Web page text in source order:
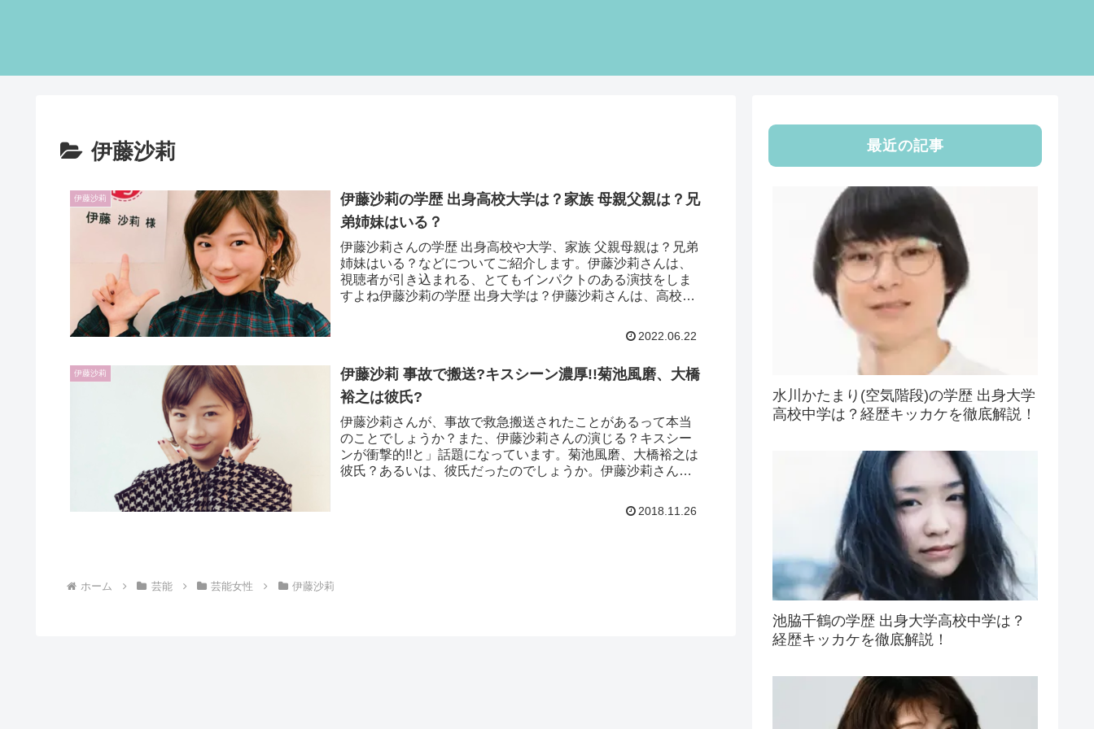
伊藤沙莉
伊藤沙莉
伊藤沙莉の学歴 出身高校大学は？家族 母親父親は？兄
弟姉妹はいる？
伊藤沙莉さんの学歴 出身高校や大学、家族 父親母親は？兄弟
姉妹はいる？などについてご紹介します。伊藤沙莉さんは、
視聴者が引き込まれる、とてもインパクトのある演技をしま
すよね伊藤沙莉の学歴 出身大学は？伊藤沙莉さんは、高校卒
2022.06.22
伊藤沙莉
伊藤沙莉 事故で搬送?キスシーン濃厚!!菊池風磨、大橋
裕之は彼氏?
伊藤沙莉さんが、事故で救急搬送されたことがあるって本当
のことでしょうか？また、伊藤沙莉さんの演じる？キスシー
ンが衝撃的!!と」話題になっています。菊池風磨、大橋裕之は
彼氏？あるいは、彼氏だったのでしょうか。伊藤沙莉さんの
2018.11.26
ホーム 芸能 芸能女性 伊藤沙莉
最近の記事
水川かたまり(空気階段)の学歴 出身大学
高校中学は？経歴キッカケを徹底解説！
池脇千鶴の学歴 出身大学高校中学は？
経歴キッカケを徹底解説！